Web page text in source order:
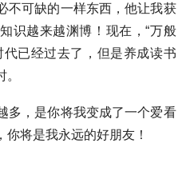
不可缺的一样东西，他让我获
识越来越渊博！现在，“万般
代已经过去了，但是养成读书
多，是你将我变成了一个爱看
将是我永远的好朋友！